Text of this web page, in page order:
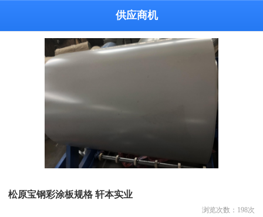
供应商机
松原宝钢彩涂板规格 轩本实业
浏览次数： 198次